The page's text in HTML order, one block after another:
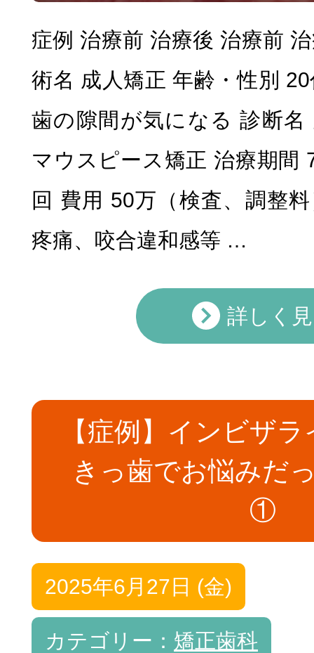
症例 治療前 治療後 治療前
術名 成人矯正 年齢・性別
歯の隙間が気になる 診断名
マウスピース矯正 治療期
回 費用 50万（検査、調整
疼痛、咬合違和感等 …
詳しく
【症例】インビザ
きっ歯でお悩みだ
①
2025年6月27日 (金)
カテゴリー： 矯正歯科